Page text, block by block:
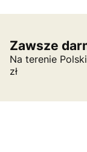
Zawsze
Na terenie
zł